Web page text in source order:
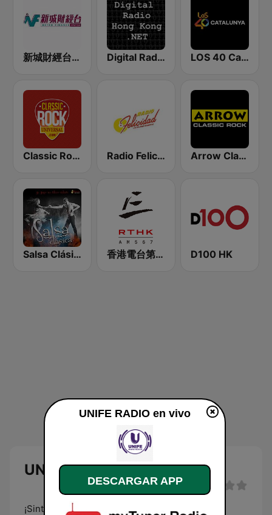
新城財經台 Metro Finance FM104 Digital Radio Hong Kong LOS 40 Catalunya
Classic Rock Universal Radio Felicidad 1180 AM Arrow Classic Rock
Salsa Clásica 香港電台第三台 RTHK Radio 3 D100 HK
UNIFE RADIO en vivo
¡Sintoniza tu corazón con nuestra frecuencia!
UNIFE RADIO en vivo
DESCARGAR APP